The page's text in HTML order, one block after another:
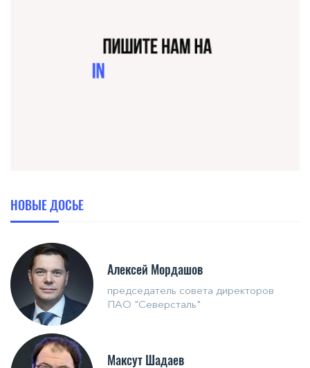
НОВЫЕ ДОСЬЕ
Алексей Мордашов
председатель совета директоров
ПАО "Северсталь"
Максут Шадаев